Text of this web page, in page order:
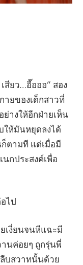
สียว…อื๊อออ” สอง
ยของเด็กสาวที่
ย่างให้อีกฝ่ายเห็น
ให้มันหยุดลงได้
ตามที แต่เมื่อมี
กประสงค์เพื่อ
ไป
เงี่ยนจนหีแฉะมี
นค่อยๆ ถูกรุ่นพี่
บสวาทนั้นด้วย